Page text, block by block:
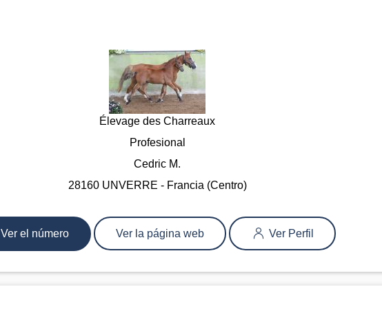
Élevage des Charreaux
Profesional
Cedric M.
28160 UNVERRE - Francia (Centro)
Ver el número Ver la página web Ver Perfil